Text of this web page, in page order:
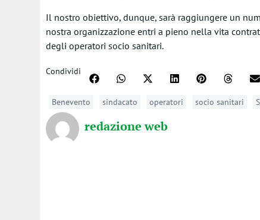
Il nostro obiettivo, dunque, sarà raggiungere un
nostra organizzazione entri a pieno nella vita
degli operatori socio sanitari.
Condividi
Benevento sindacato operatori socio sanitari
redazione web